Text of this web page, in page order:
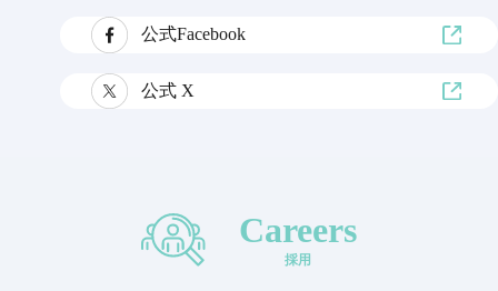
公式Facebook
公式 X
Careers
採用